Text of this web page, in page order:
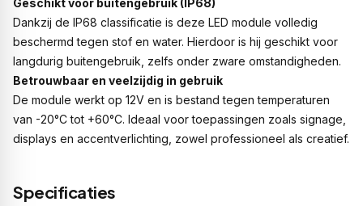
Geschikt voor buitengebruik (IP68)
Dankzij de IP68 classificatie is deze LED module volledig
beschermd tegen stof en water. Hierdoor is hij geschikt voor
langdurig buitengebruik, zelfs onder zware omstandigheden.
Betrouwbaar en veelzijdig in gebruik
De module werkt op 12V en is bestand tegen temperaturen
van -20°C tot +60°C. Ideaal voor toepassingen zoals signage,
displays en accentverlichting, zowel professioneel als creatief.
Specificaties